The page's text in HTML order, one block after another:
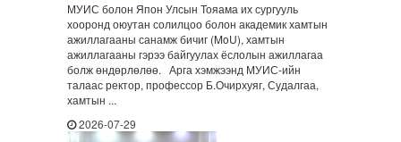
МУИС болон Япон Улсын Тояама их сургууль
хооронд оюутан солилцоо болон академик хамтын
ажиллагааны санамж бичиг (MoU), хамтын
ажиллагааны гэрээ байгуулах ёслолын ажиллагаа
болж өндөрлөлөө. Арга хэмжээнд МУИС-ийн
талаас ректор, профессор Б.Очирхуяг, Судалгаа,
хамтын ...
2026-07-29